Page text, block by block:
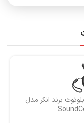
برند انکر مدل